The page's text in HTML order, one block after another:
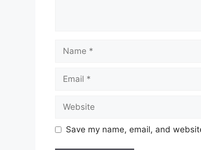
Name
Email
Website
Save my name, email, and